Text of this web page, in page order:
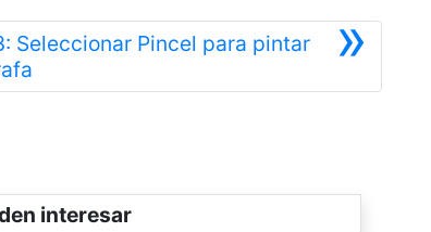
»
Seleccionar Pincel para pintar
interesar